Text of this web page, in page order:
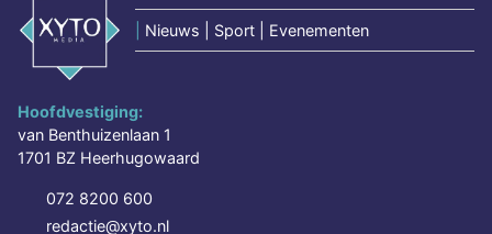
Nieuws | Sport | Evenementen
Hoofdvestiging:
van Benthuizenlaan 1
1701 BZ Heerhugowaard
072 8200 600
redactie@xyto.nl